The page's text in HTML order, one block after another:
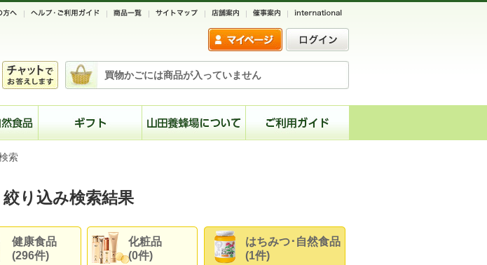
買物かごには商品が入っていません
索
り込み検索結果
健康食品
(296件)
化粧品
(0件)
はちみつ･自然食品
(1件)